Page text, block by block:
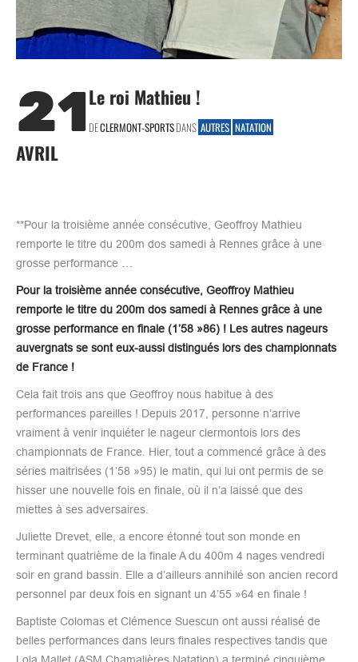
21
AVRIL
Le roi Mathieu !
DECLERMONT-SPORTSDANS AUTRES NATATION
**Pour la troisième année consécutive, Geoffroy Mathieu
remporte le titre du 200m dos samedi à Rennes grâce à une
grosse performance …
Pour la troisième année consécutive, Geoffroy Mathieu
remporte le titre du 200m dos samedi à Rennes grâce à une
grosse performance en finale (1’58 »86) ! Les autres nageurs
auvergnats se sont eux-aussi distingués lors des championnats
de France !
Cela fait trois ans que Geoffroy nous habitue à des
performances pareilles ! Depuis 2017, personne n’arrive
vraiment à venir inquiéter le nageur clermontois lors des
championnats de France. Hier, tout a commencé grâce à des
séries maitrisées (1’58 »95) le matin, qui lui ont permis de se
hisser une nouvelle fois en finale, où il n’a laissé que des
miettes à ses adversaires.
Juliette Drevet, elle, a encore étonné tout son monde en
terminant quatrième de la finale A du 400m 4 nages vendredi
soir en grand bassin. Elle a d’ailleurs annihilé son ancien record
personnel par deux fois en signant un 4’55 »64 en finale !
Baptiste Colomas et Clémence Suescun ont aussi réalisé de
belles performances dans leurs finales respectives tandis que
Lola Mallet (ASM Chamalières Natation) a terminé cinquième